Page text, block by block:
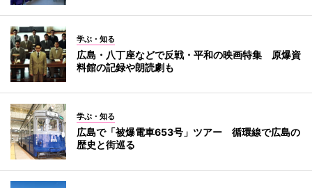
学ぶ・知る
広島・八丁座などで反戦・平和の映画特集 原爆資
料館の記録や朗読劇も
学ぶ・知る
広島で「被爆電車653号」ツアー 循環線で広島の
歴史と街巡る